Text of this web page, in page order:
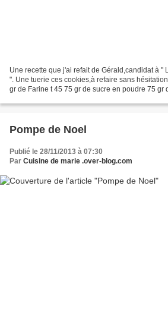
Une recette que j'ai refait de Gérald,candidat à "
". Une tuerie ces cookies,à refaire sans
gr de Farine t 45 75 gr de sucre en poudre 75 gr
Pompe de Noel
Publié le 28/11/2013 à 07:30
Par Cuisine de marie .over-blog.com